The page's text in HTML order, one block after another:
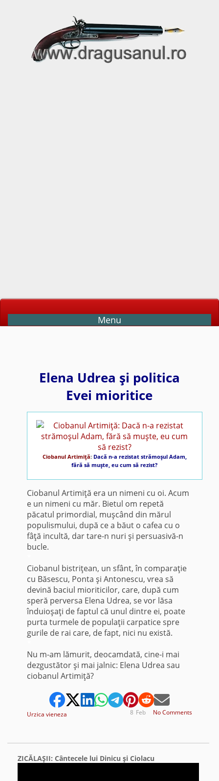
Menu
Elena Udrea şi politica
Evei mioritice
Ciobanul Artimiţă: Dacă n-a rezistat strămoşul Adam,
fără să muşte, eu cum să rezist?
Ciobanul Artimiţă era un nimeni cu oi. Acum
e un nimeni cu măr. Bietul om repetă
păcatul primordial, muşcând din mărul
populismului, după ce a băut o cafea cu o
fâţă incultă, dar tare-n nuri şi persuasivă-n
bucle.
Ciobanul bistriţean, un sfânt, în comparaţie
cu Băsescu, Ponta şi Antonescu, vrea să
devină baciul mioriticilor, care, după cum
speră perversa Elena Udrea, se vor lăsa
înduioşaţi de faptul că unul dintre ei, poate
purta turmele de populaţii carpatice spre
gurile de rai care, de fapt, nici nu există.
Nu m-am lămurit, deocamdată, cine-i mai
dezgustător şi mai jalnic: Elena Udrea sau
ciobanul Artimiţă?
Urzica vieneza No Comments
Feb
8
ZICĂLAŞII: Cântecele lui Dinicu şi Ciolacu